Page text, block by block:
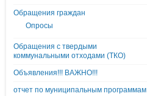
Обращения граждан
Опросы
Обращения с твердыми
коммунальными отходами (ТКО)
Объявления!!! ВАЖНО!!!
отчет по муниципальным программам